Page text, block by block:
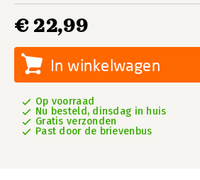
€ 22,99
In winkelwagen
Op voorraad
Nu besteld, dinsdag in huis
Gratis verzonden
Past door de brievenbus